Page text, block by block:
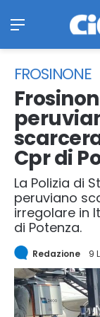
FROSINONE
Cpr di
La Polizia di
peruviano
irregolare in
di Potenza.
Redazione 9